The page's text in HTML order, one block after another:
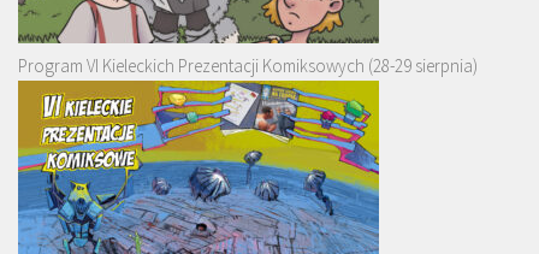
Program VI Kieleckich Prezentacji Komiksowych (28-29 sierpnia)